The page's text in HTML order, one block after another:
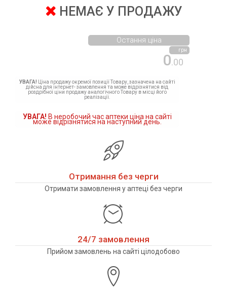
НЕМАЄ У ПРОДАЖУ
0.00
грн
Остання ціна
УВАГА! Ціна продажу окремої позиції Товару, зазначена на сайті
дійсна для інтернет- замовлення та може відрізнятися від
роздрібної ціни продажу аналогічного Товару в місці його
реалізації.
УВАГА! В неробочий час аптеки ціна на сайті
може відрізнятися на наступний день.
Отримання без черги
Отримати замовлення у аптеці без черги
24/7 замовлення
Прийом замовлень на сайті цілодобово